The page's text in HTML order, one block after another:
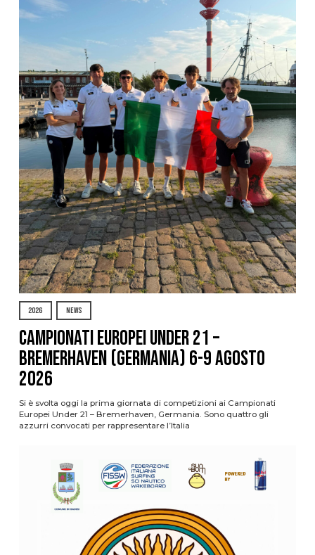
2026 NEWS
Campionati Europei Under 21 –
Bremerhaven (Germania) 6-9 agosto
2026
Si è svolta oggi la prima giornata di competizioni ai Campionati
Europei Under 21 – Bremerhaven, Germania. Sono quattro gli
azzurri convocati per rappresentare l’Italia